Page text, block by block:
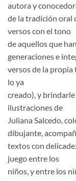
autora y
de la tradición oral
versos con el tono
de aquellos que
generaciones e
versos de la
lo ya
creado), y
ilustraciones de
Juliana Salcedo,
dibujante,
textos con
juego entre los
niños, y entre los